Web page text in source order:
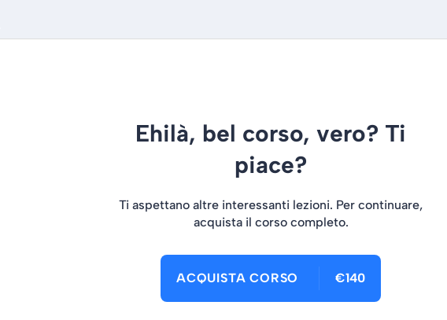
Ehilà, bel corso, vero? Ti
piace?
Ti aspettano altre interessanti lezioni. Per continuare,
acquista il corso completo.
ACQUISTA CORSO €140